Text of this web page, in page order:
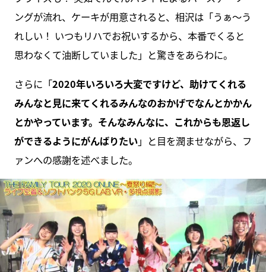
ングが流れ、ケーキが用意されると、相沢は「うぁ～う
れしい！ いつもリハでお祝いするから、本番でくると
思わなくて油断していました」と驚きをあらわに。
さらに「2020年いろいろ大変ですけど、助けてくれる
みんなと見に来てくれるみんなのおかげでなんとかかん
とかやっています。そんなみんなに、これからも恩返し
ができるようにがんばりたい」と目を潤ませながら、フ
ァンへの感謝を述べました。